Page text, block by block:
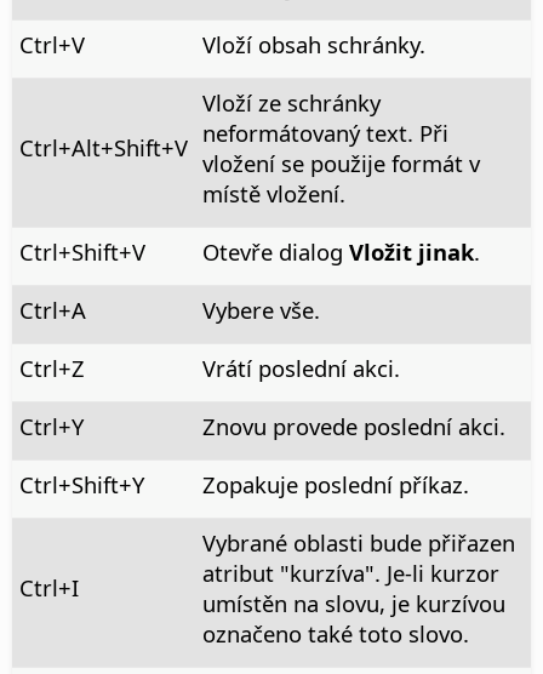
Ctrl+V Vloží obsah schránky.
Ctrl+Alt+Shift+V
Vloží ze schránky
neformátovaný text. Při
vložení se použije formát v
místě vložení.
Ctrl+Shift+V Otevře dialog Vložit jinak.
Ctrl+A
Vybere vše.
Ctrl+Z
Vrátí poslední akci.
Ctrl+Y
Znovu provede poslední akci.
Ctrl+Shift+Y Zopakuje poslední příkaz.
Ctrl+I
Vybrané oblasti bude přiřazen
atribut "kurzíva". Je-li kurzor
umístěn na slovu, je kurzívou
označeno také toto slovo.